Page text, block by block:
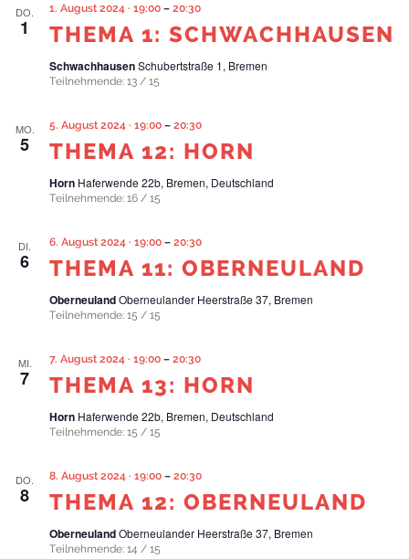
DO.
1 THEMA 1: SCHWACHHAUSEN
1. August 2024 · 19:00 – 20:30
SchwachhausenSchubertstraße 1, Bremen
Teilnehmende: 13 / 15
MO.
5 THEMA 12: HORN
5. August 2024 · 19:00 – 20:30
Horn Haferwende 22b, Bremen, Deutschland
Teilnehmende: 16 / 15
DI.
6 THEMA 11: OBERNEULAND
6. August 2024 · 19:00 – 20:30
OberneulandOberneulander Heerstraße 37, Bremen
Teilnehmende: 15 / 15
MI.
7 THEMA 13: HORN
7. August 2024 · 19:00 – 20:30
Horn Haferwende 22b, Bremen, Deutschland
Teilnehmende: 15 / 15
DO.
8 THEMA 12: OBERNEULAND
8. August 2024 · 19:00 – 20:30
OberneulandOberneulander Heerstraße 37, Bremen
Teilnehmende: 14 / 15